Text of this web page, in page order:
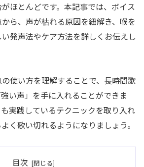
ほとんどです。本記事では、ボイス
ら、声が枯れる原因を紐解き、喉を
発声法やケア方法を詳しくお伝えし
使い方を理解することで、長時間歌
い声」を手に入れることができま
実践しているテクニックを取り入れ
く歌い切れるようになりましょう。
目次